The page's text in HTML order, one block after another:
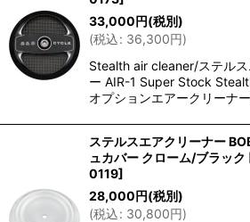
33,000円(税別)
(税込: 36,300円)
Stealth air cleaner/ステル
ー AIR-1 Super Stock
オプションエアークリーナ
ステルスエアクリーナー
ュカバー クローム/ブラック
0119]
28,000円(税別)
(税込: 30,800円)